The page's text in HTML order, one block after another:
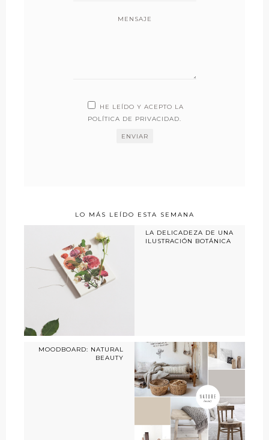
MENSAJE
HE LEÍDO Y ACEPTO LA
POLÍTICA DE PRIVACIDAD.
LO MÁS LEÍDO ESTA SEMANA
LA DELICADEZA DE UNA
ILUSTRACIÓN BOTÁNICA
MOODBOARD: NATURAL
BEAUTY